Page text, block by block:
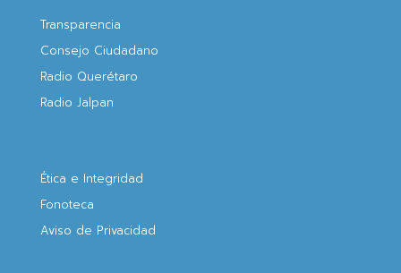
Transparencia
Consejo Ciudadano
Radio Querétaro
Radio Jalpan
Ética e Integridad
Fonoteca
Aviso de Privacidad